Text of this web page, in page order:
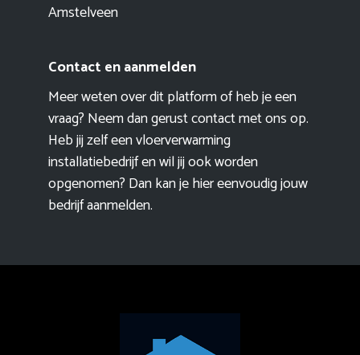
Amstelveen
Contact en aanmelden
Meer weten over dit platform of heb je een
vraag? Neem dan gerust contact met ons op.
Heb jij zelf een vloerverwarming
installatiebedrijf en wil jij ook worden
opgenomen? Dan kan je hier eenvoudigjouw
bedrijf aanmelden.